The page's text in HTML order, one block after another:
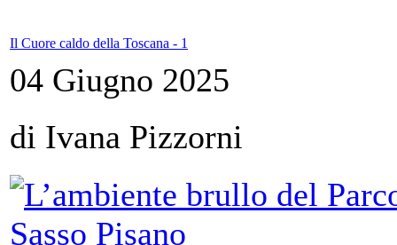
Il Cuore caldo della Toscana - 1
04 Giugno 2025
di Ivana Pizzorni